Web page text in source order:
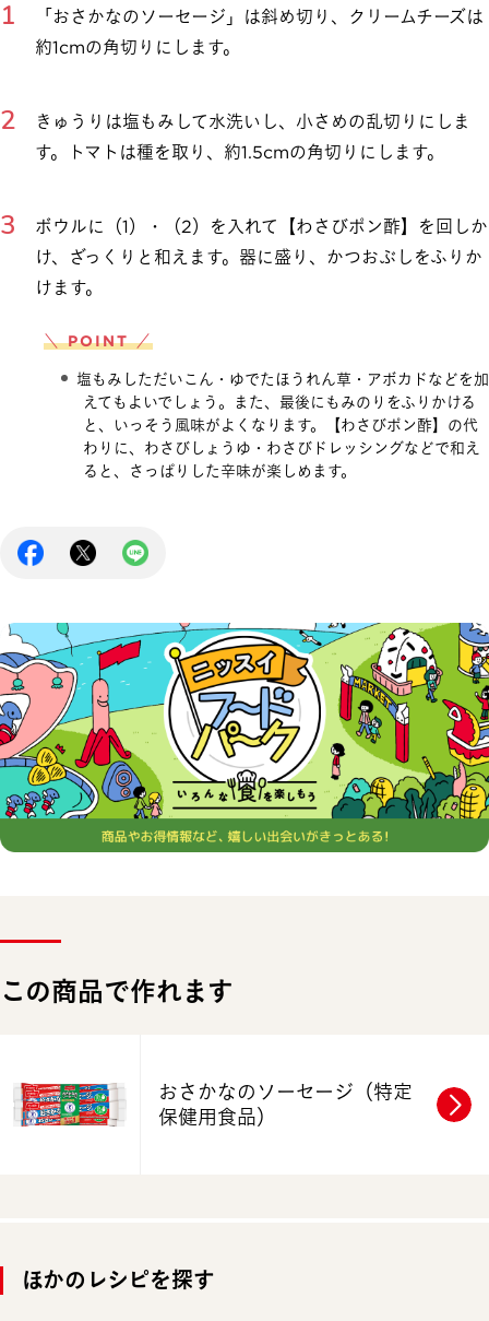
「おさかなのソーセージ」は斜め切り、クリームチーズは
約1cmの角切りにします。
きゅうりは塩もみして水洗いし、小さめの乱切りにしま
す。トマトは種を取り、約1.5cmの角切りにします。
ボウルに（1）・（2）を入れて【わさびポン酢】を回しか
け、ざっくりと和えます。器に盛り、かつおぶしをふりか
けます。
＼ POINT ／
塩もみしただいこん・ゆでたほうれん草・アボカドなどを加
えてもよいでしょう。また、最後にもみのりをふりかける
と、いっそう風味がよくなります。【わさびポン酢】の代
わりに、わさびしょうゆ・わさびドレッシングなどで和え
ると、さっぱりした辛味が楽しめます。
この商品で作れます
おさかなのソーセージ （特定
保健用食品）
ほかのレシピを探す